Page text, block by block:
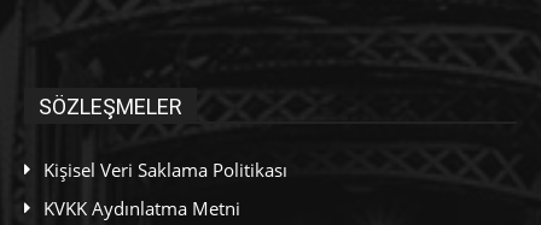
SÖZLEŞMELER
Kişisel Veri Saklama Politikası
KVKK Aydınlatma Metni